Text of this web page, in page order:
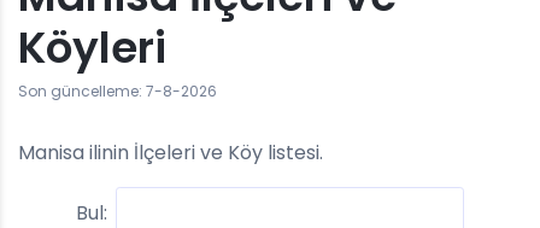
Köyleri
Son güncelleme: 7-8-2026
Manisa ilinin İlçeleri ve Köy listesi.
Bul: